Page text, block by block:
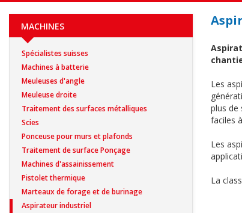
MACHINES
Spécialistes suisses
Machines à batterie
Meuleuses d'angle
Meuleuse droite
Traitement des surfaces métalliques
Scies
Ponceuse pour murs et plafonds
Traitement de surface Ponçage
Machines d'assainissement
Pistolet thermique
Marteaux de forage et de burinage
Aspirateur industriel
Les
plus de
faciles
Les
La